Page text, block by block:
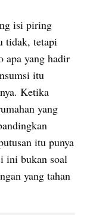
isi piring
tidak, tetapi
apa yang hadir
itu
Ketika
yang
itu punya
ini bukan soal
yang tahan